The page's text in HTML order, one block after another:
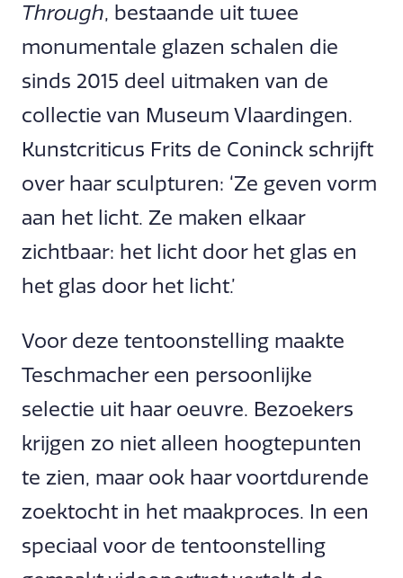
Through, bestaande uit twee
monumentale glazen schalen die
sinds 2015 deel uitmaken van de
collectie van Museum Vlaardingen.
Kunstcriticus Frits de Coninck schrijft
over haar sculpturen: ‘Ze geven vorm
aan het licht. Ze maken elkaar
zichtbaar: het licht door het glas en
het glas door het licht.’
Voor deze tentoonstelling maakte
Teschmacher een persoonlijke
selectie uit haar oeuvre. Bezoekers
krijgen zo niet alleen hoogtepunten
te zien, maar ook haar voortdurende
zoektocht in het maakproces. In een
speciaal voor de tentoonstelling